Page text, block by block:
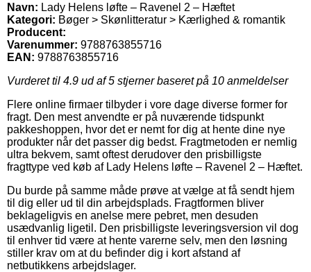
Navn: Lady Helens løfte – Ravenel 2 – Hæftet
Kategori: Bøger > Skønlitteratur > Kærlighed & romantik
Producent:
Varenummer: 9788763855716
EAN: 9788763855716
Vurderet til 4.9 ud af 5 stjerner baseret på 10 anmeldelser
Flere online firmaer tilbyder i vore dage diverse former for
fragt. Den mest anvendte er på nuværende tidspunkt
pakkeshoppen, hvor det er nemt for dig at hente dine nye
produkter når det passer dig bedst. Fragtmetoden er nemlig
ultra bekvem, samt oftest derudover den prisbilligste
fragttype ved køb af Lady Helens løfte – Ravenel 2 – Hæftet.
Du burde på samme måde prøve at vælge at få sendt hjem
til dig eller ud til din arbejdsplads. Fragtformen bliver
beklageligvis en anelse mere pebret, men desuden
usædvanlig ligetil. Den prisbilligste leveringsversion vil dog
til enhver tid være at hente varerne selv, men den løsning
stiller krav om at du befinder dig i kort afstand af
netbutikkens arbejdslager.